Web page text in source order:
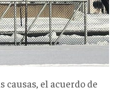
causas, el acuerdo de